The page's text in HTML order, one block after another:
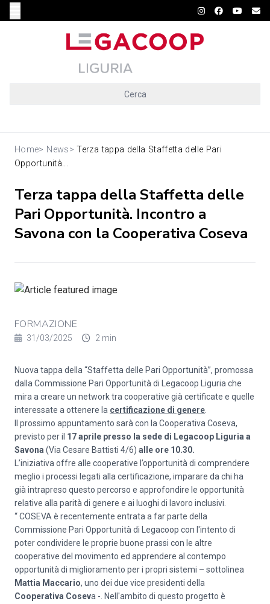
Cerca
Home> News> Terza tappa della Staffetta delle Pari
Opportunità...
Terza tappa della Staffetta delle
Pari Opportunità. Incontro a
Savona con la Cooperativa Coseva
FORMAZIONE
31/03/2025 2 min
Nuova tappa della “Staffetta delle Pari Opportunità”, promossa
dalla Commissione Pari Opportunità di Legacoop Liguria che
mira a creare un network tra cooperative già certificate e quelle
interessate a ottenere la certificazione di genere
Il prossimo appuntamento sarà con la Cooperativa Coseva,
previsto per il 17 aprile presso la sede di Legacoop Liguria a
Savona (Via Cesare Battisti 4/6) alle ore 10.30.
L’iniziativa offre alle cooperative l’opportunità di comprendere
meglio i processi legati alla certificazione, imparare da chi ha
già intrapreso questo percorso e approfondire le opportunità
relative alla parità di genere e ai luoghi di lavoro inclusivi.
“ COSEVA è recentemente entrata a far parte della
Commissione Pari Opportunità di Legacoop con l'intento di
poter condividere le proprie buone prassi con le altre
cooperative del movimento ed apprendere al contempo
opportunità di miglioramento per i propri sistemi – sottolinea
Mattia Maccario, uno dei due vice presidenti della
Cooperativa Coseva -. Nell'ambito di questo progetto è